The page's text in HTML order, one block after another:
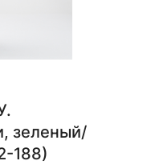
зеленый/
188)